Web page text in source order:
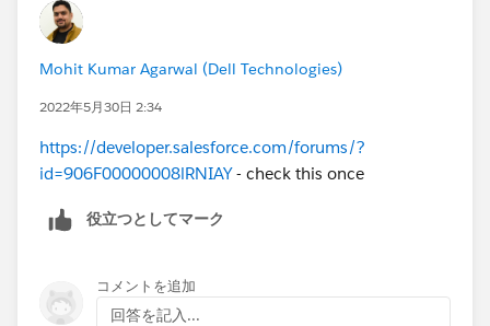
Mohit Kumar Agarwal (Dell Technologies)
2022年5月30日 2:34
https://developer.salesforce.com/forums/?
id=906F00000008lRNIAY- check this once
役立つとしてマーク
コメントを追加
回答を記入...